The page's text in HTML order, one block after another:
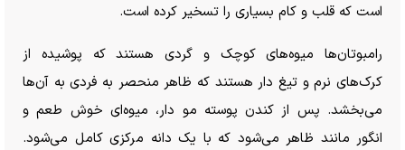
است که قلب و کام بسیاری را تسخیر کرده است.
رامبوتان‌ها میوه‌های کوچک و گردی هستند که پوشیده از
کرک‌های نرم و تیغ دار هستند که ظاهر منحصر به فردی به آن‌ها
می‌بخشد. پس از کندن پوسته مو دار، میوه‌ای خوش طعم و
انگور مانند ظاهر می‌شود که با یک دانه مرکزی کامل می‌شود.